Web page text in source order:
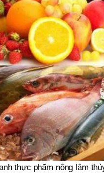
thực phẩm nông lâm